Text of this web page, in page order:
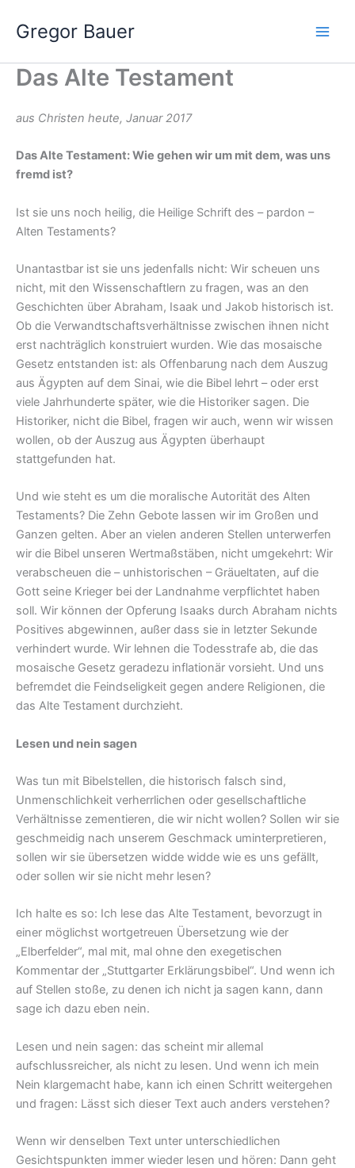
InhaltGregor Bauer
Das Alte Testament
aus Christen heute, Januar 2017
Das Alte Testament: Wie gehen wir um mit dem, was uns
fremd ist?
Ist sie uns noch heilig, die Heilige Schrift des – pardon –
Alten Testaments?
Unantastbar ist sie uns jedenfalls nicht: Wir scheuen uns
nicht, mit den Wissenschaftlern zu fragen, was an den
Geschichten über Abraham, Isaak und Jakob historisch ist.
Ob die Verwandtschaftsverhältnisse zwischen ihnen nicht
erst nachträglich konstruiert wurden. Wie das mosaische
Gesetz entstanden ist: als Offenbarung nach dem Auszug
aus Ägypten auf dem Sinai, wie die Bibel lehrt – oder erst
viele Jahrhunderte später, wie die Historiker sagen. Die
Historiker, nicht die Bibel, fragen wir auch, wenn wir wissen
wollen, ob der Auszug aus Ägypten überhaupt
stattgefunden hat.
Und wie steht es um die moralische Autorität des Alten
Testaments? Die Zehn Gebote lassen wir im Großen und
Ganzen gelten. Aber an vielen anderen Stellen unterwerfen
wir die Bibel unseren Wertmaßstäben, nicht umgekehrt: Wir
verabscheuen die – unhistorischen – Gräueltaten, auf die
Gott seine Krieger bei der Landnahme verpflichtet haben
soll. Wir können der Opferung Isaaks durch Abraham nichts
Positives abgewinnen, außer dass sie in letzter Sekunde
verhindert wurde. Wir lehnen die Todesstrafe ab, die das
mosaische Gesetz geradezu inflationär vorsieht. Und uns
befremdet die Feindseligkeit gegen andere Religionen, die
das Alte Testament durchzieht.
Lesen und nein sagen
Was tun mit Bibelstellen, die historisch falsch sind,
Unmenschlichkeit verherrlichen oder gesellschaftliche
Verhältnisse zementieren, die wir nicht wollen? Sollen wir sie
geschmeidig nach unserem Geschmack uminterpretieren,
sollen wir sie übersetzen widde widde wie es uns gefällt,
oder sollen wir sie nicht mehr lesen?
Ich halte es so: Ich lese das Alte Testament, bevorzugt in
einer möglichst wortgetreuen Übersetzung wie der
„Elberfelder“, mal mit, mal ohne den exegetischen
Kommentar der „Stuttgarter Erklärungsbibel“. Und wenn ich
auf Stellen stoße, zu denen ich nicht ja sagen kann, dann
sage ich dazu eben nein.
Lesen und nein sagen: das scheint mir allemal
aufschlussreicher, als nicht zu lesen. Und wenn ich mein
Nein klargemacht habe, kann ich einen Schritt weitergehen
und fragen: Lässt sich dieser Text auch anders verstehen?
Wenn wir denselben Text unter unterschiedlichen
Gesichtspunkten immer wieder lesen und hören: Dann geht